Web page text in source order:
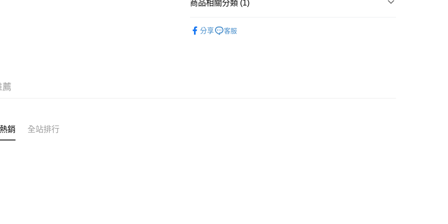
商品相關分類 (1)
分享
客服
薦
銷 全站排行